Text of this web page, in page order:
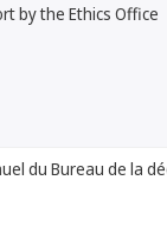
by the Ethics Office
du Bureau de la